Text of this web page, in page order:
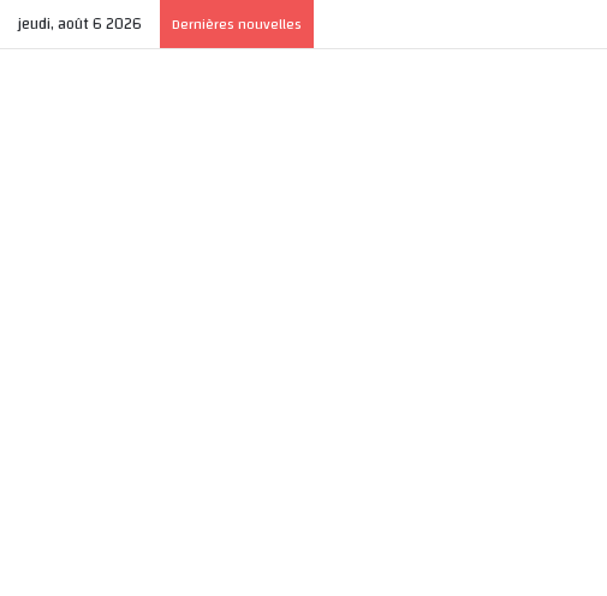
jeudi, août 6 2026 Dernières nouvelles